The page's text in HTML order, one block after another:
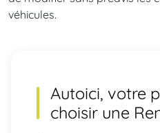
véhicules.
Autoici, votre
choisir une